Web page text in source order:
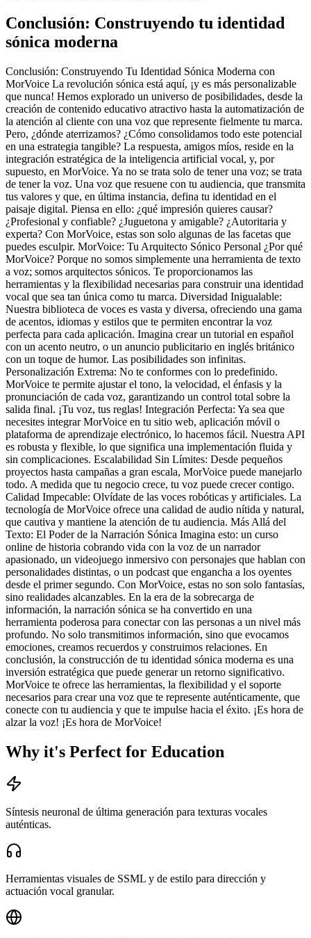
Conclusión: Construyendo tu identidad
sónica moderna
Conclusión: Construyendo Tu Identidad Sónica Moderna con
MorVoice La revolución sónica está aquí, ¡y es más personalizable
que nunca! Hemos explorado un universo de posibilidades, desde la
creación de contenido educativo atractivo hasta la automatización de
la atención al cliente con una voz que represente fielmente tu marca.
Pero, ¿dónde aterrizamos? ¿Cómo consolidamos todo este potencial
en una estrategia tangible? La respuesta, amigos míos, reside en la
integración estratégica de la inteligencia artificial vocal, y, por
supuesto, en MorVoice. Ya no se trata solo de tener una voz; se trata
de tener la voz. Una voz que resuene con tu audiencia, que transmita
tus valores y que, en última instancia, defina tu identidad en el
paisaje digital. Piensa en ello: ¿qué impresión quieres causar?
¿Profesional y confiable? ¿Juguetona y amigable? ¿Autoritaria y
experta? Con MorVoice, estas son solo algunas de las facetas que
puedes esculpir. MorVoice: Tu Arquitecto Sónico Personal ¿Por qué
MorVoice? Porque no somos simplemente una herramienta de texto
a voz; somos arquitectos sónicos. Te proporcionamos las
herramientas y la flexibilidad necesarias para construir una identidad
vocal que sea tan única como tu marca. Diversidad Inigualable:
Nuestra biblioteca de voces es vasta y diversa, ofreciendo una gama
de acentos, idiomas y estilos que te permiten encontrar la voz
perfecta para cada aplicación. Imagina crear un tutorial en español
con un acento neutro, o un anuncio publicitario en inglés británico
con un toque de humor. Las posibilidades son infinitas.
Personalización Extrema: No te conformes con lo predefinido.
MorVoice te permite ajustar el tono, la velocidad, el énfasis y la
pronunciación de cada voz, garantizando un control total sobre la
salida final. ¡Tu voz, tus reglas! Integración Perfecta: Ya sea que
necesites integrar MorVoice en tu sitio web, aplicación móvil o
plataforma de aprendizaje electrónico, lo hacemos fácil. Nuestra API
es robusta y flexible, lo que significa una implementación fluida y
sin complicaciones. Escalabilidad Sin Límites: Desde pequeños
proyectos hasta campañas a gran escala, MorVoice puede manejarlo
todo. A medida que tu negocio crece, tu voz puede crecer contigo.
Calidad Impecable: Olvídate de las voces robóticas y artificiales. La
tecnología de MorVoice ofrece una calidad de audio nítida y natural,
que cautiva y mantiene la atención de tu audiencia. Más Allá del
Texto: El Poder de la Narración Sónica Imagina esto: un curso
online de historia cobrando vida con la voz de un narrador
apasionado, un videojuego inmersivo con personajes que hablan con
personalidades distintas, o un podcast que engancha a los oyentes
desde el primer segundo. Con MorVoice, estas no son solo fantasías,
sino realidades alcanzables. En la era de la sobrecarga de
información, la narración sónica se ha convertido en una
herramienta poderosa para conectar con las personas a un nivel más
profundo. No solo transmitimos información, sino que evocamos
emociones, creamos recuerdos y construimos relaciones. En
conclusión, la construcción de tu identidad sónica moderna es una
inversión estratégica que puede generar un retorno significativo.
MorVoice te ofrece las herramientas, la flexibilidad y el soporte
necesarios para crear una voz que te represente auténticamente, que
conecte con tu audiencia y que te impulse hacia el éxito. ¡Es hora de
alzar la voz! ¡Es hora de MorVoice!
Why it's Perfect for Education
Síntesis neuronal de última generación para texturas vocales
auténticas.
Herramientas visuales de SSML y de estilo para dirección y
actuación vocal granular.